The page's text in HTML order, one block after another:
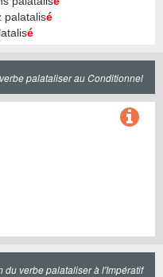
palatalisé
é
palataliser au Conditionnel
du verbe palataliser à l'Impératif